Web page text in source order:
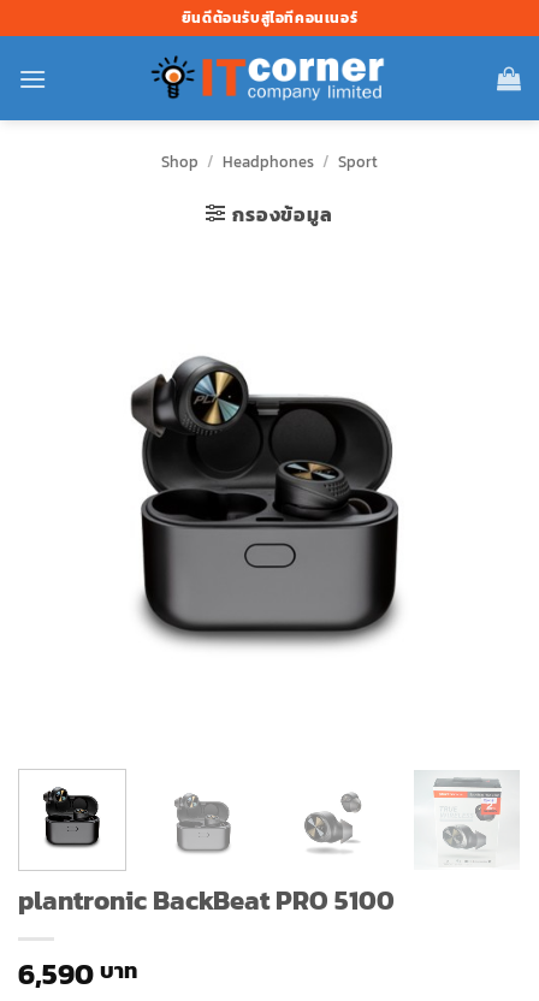
ไป
ยัง
ยินดีต้อนรับสู่ไอทีคอนเนอร์
Shop / Headphones / Sport
กรองข้อมูล
plantronic BackBeat PRO 5100
6,590